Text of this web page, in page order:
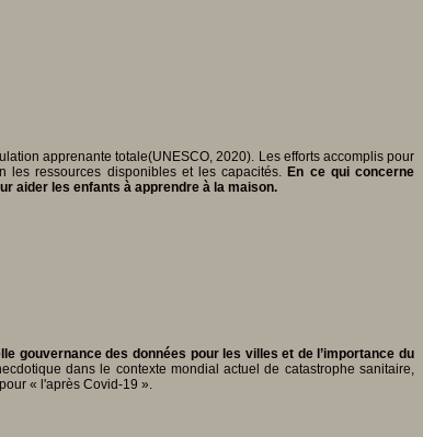
apprenante totale(UNESCO, 2020). Les efforts accomplis pour
les ressources disponibles et les capacités. En ce qui concerne
aider les enfants à apprendre à la maison.
gouvernance des données pour les villes et de l’importance du
dans le contexte mondial actuel de catastrophe sanitaire,
« l'après Covid-19 ».